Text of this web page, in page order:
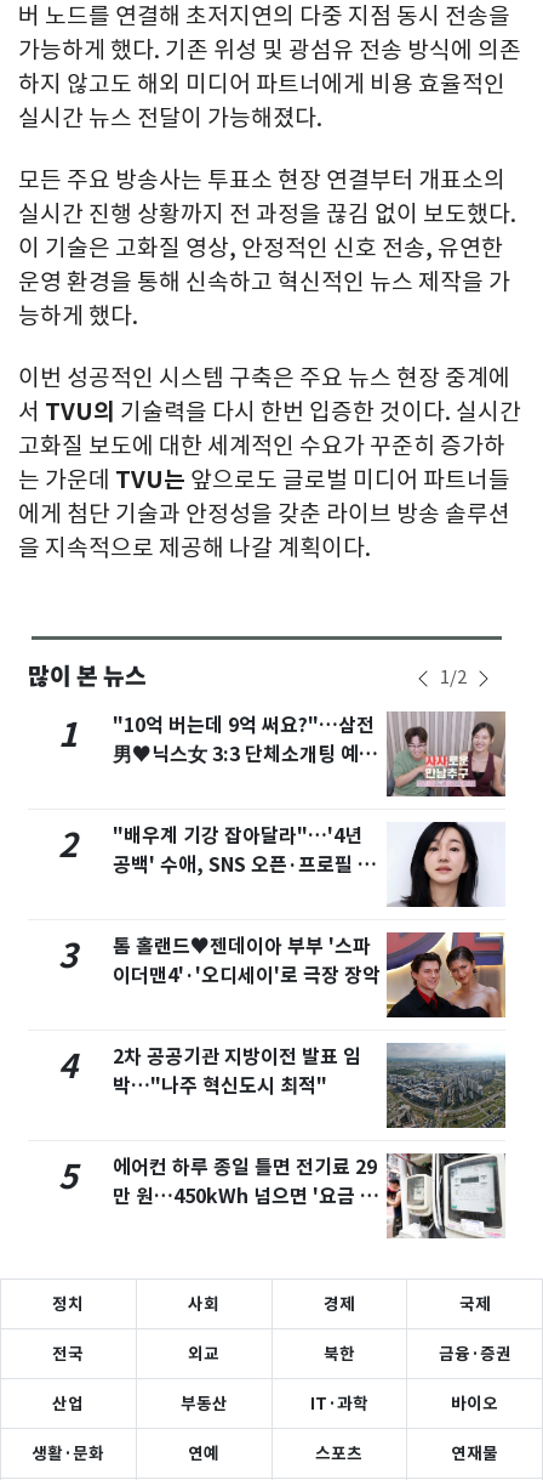
버 노드를 연결해 초저지연의 다중 지점 동시 전송을
가능하게 했다. 기존 위성 및 광섬유 전송 방식에 의존
하지 않고도 해외 미디어 파트너에게 비용 효율적인
실시간 뉴스 전달이 가능해졌다.
모든 주요 방송사는 투표소 현장 연결부터 개표소의
실시간 진행 상황까지 전 과정을 끊김 없이 보도했다.
이 기술은 고화질 영상, 안정적인 신호 전송, 유연한
운영 환경을 통해 신속하고 혁신적인 뉴스 제작을 가
능하게 했다.
이번 성공적인 시스템 구축은 주요 뉴스 현장 중계에
서 TVU의 기술력을 다시 한번 입증한 것이다. 실시간
고화질 보도에 대한 세계적인 수요가 꾸준히 증가하
는 가운데 TVU는 앞으로도 글로벌 미디어 파트너들
에게 첨단 기술과 안정성을 갖춘 라이브 방송 솔루션
을 지속적으로 제공해 나갈 계획이다.
많이 본 뉴스 1/2
1
"10억 버는데 9억 써요?"…삼전
男♥닉스女 3:3 단체소개팅 예능
2
"배우계 기강 잡아달라"…'4년
공백' 수애, SNS 오픈·프로필 공
3
톰 홀랜드♥젠데이아 부부 '스파
이더맨4'·'오디세이'로 극장 장악
4
2차 공공기관 지방이전 발표 임
박…"나주 혁신도시 최적"
5
에어컨 하루 종일 틀면 전기료 29
만 원…450kWh 넘으면 '요금 폭
정치 사회 경제 국제
전국 외교 북한 금융·증권
산업 부동산 IT·과학 바이오
생활·문화 연예 스포츠 연재물